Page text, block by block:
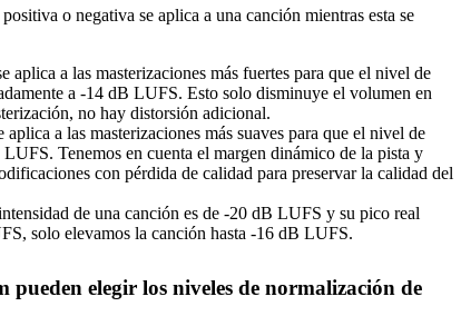
o negativa se aplica a una canción mientras esta se
aplica a las masterizaciones más fuertes para que el nivel de
a -14 dB LUFS. Esto solo disminuye el volumen en
no hay distorsión adicional.
aplica a las masterizaciones más suaves para que el nivel de
Tenemos en cuenta el margen dinámico de la pista y
con pérdida de calidad para preservar la calidad del
de una canción es de -20 dB LUFS y su pico real
solo elevamos la canción hasta -16 dB LUFS.
pueden elegir los niveles de normalización de